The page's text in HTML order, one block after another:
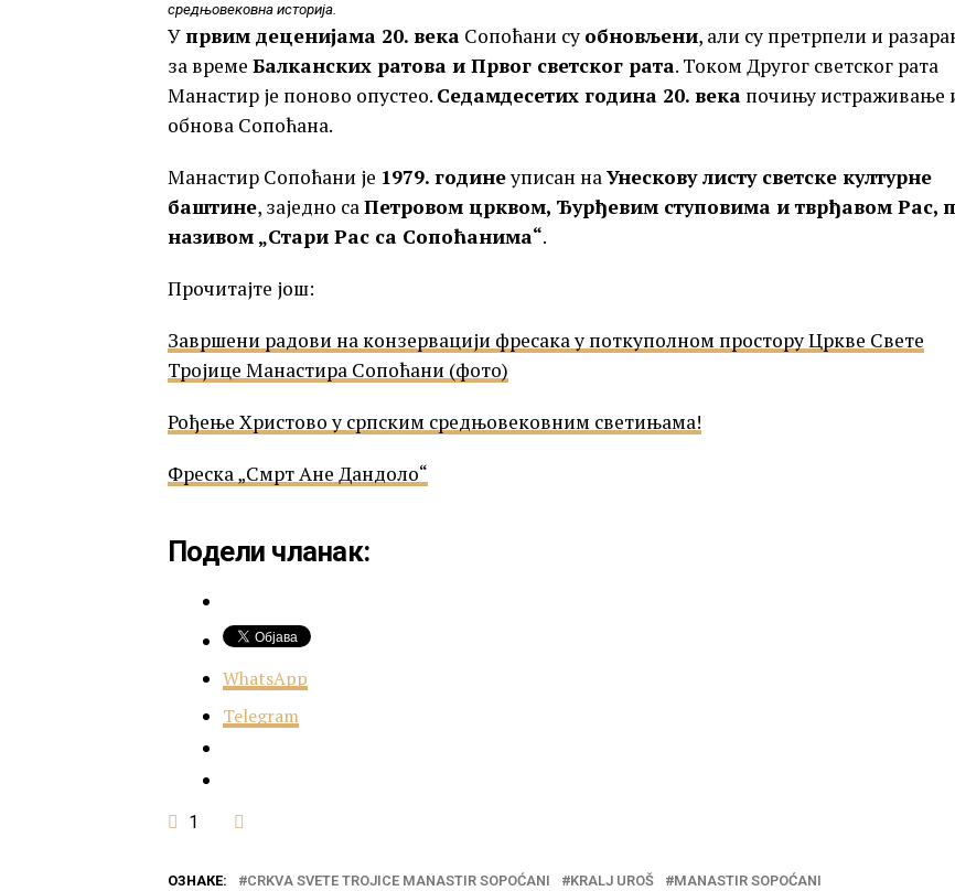
средњовековна историја.
Упрвим деценијама 20. века Сопоћани су обновљени, али су претрпели и
за време Балканских ратова и Првог светског рата. Током Другог светског рата
Манастир је поново опустео. Седамдесетих година 20. века почињу истраживање
обнова Сопоћана.
Манастир Сопоћани је 1979. годинеуписан наУнескову листу светске културне
баштине, заједно саПетровом црквом, Ђурђевим ступовима и тврђавом Рас,
називом „Стари Рас са Сопоћанима“.
Прочитајте још:
Завршени радови на конзервацији фресака у поткуполном простору Цркве Свете
Тројице Манастира Сопоћани (фото)
Рођење Христово у српским средњовековним светињама!
Фреска „Смрт Ане Дандоло“
Подели чланак:
WhatsApp
Telegram
1
ОЗНАКЕ: CRKVA SVETE TROJICE MANASTIR SOPOĆANI KRALJ UROŠ
MANASTIR SOPOĆANI